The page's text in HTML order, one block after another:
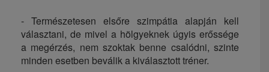
- Természetesen elsőre szimpátia alapján kell
választani, de mivel a hölgyeknek úgyis erőssége
a megérzés, nem szoktak benne csalódni, szinte
minden esetben beválik a kiválasztott tréner.